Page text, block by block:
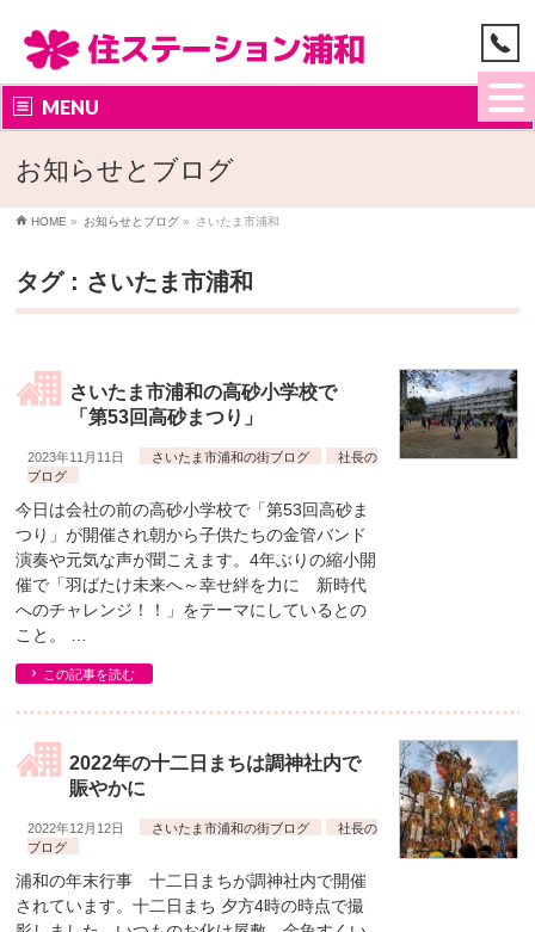
MENU
お知らせとブログ
HOME » お知らせとブログ » さいたま市浦和
タグ : さいたま市浦和
さいたま市浦和の高砂小学校で
「第53回高砂まつり」
2023年11月11日 さいたま市浦和の街ブログ
社長の
ブログ
今日は会社の前の高砂小学校で「第53回高砂ま
つり」が開催され朝から子供たちの金管バンド
演奏や元気な声が聞こえます。4年ぶりの縮小開
催で「羽ばたけ未来へ～幸せ絆を力に 新時代
へのチャレンジ！！」をテーマにしているとの
こと。 …
この記事を読む
2022年の十二日まちは調神社内で
賑やかに
2022年12月12日 さいたま市浦和の街ブログ
社長の
ブログ
浦和の年末行事 十二日まちが調神社内で開催
されています。十二日まち 夕方4時の時点で撮